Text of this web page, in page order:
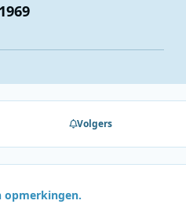
Volgers
opmerkingen.